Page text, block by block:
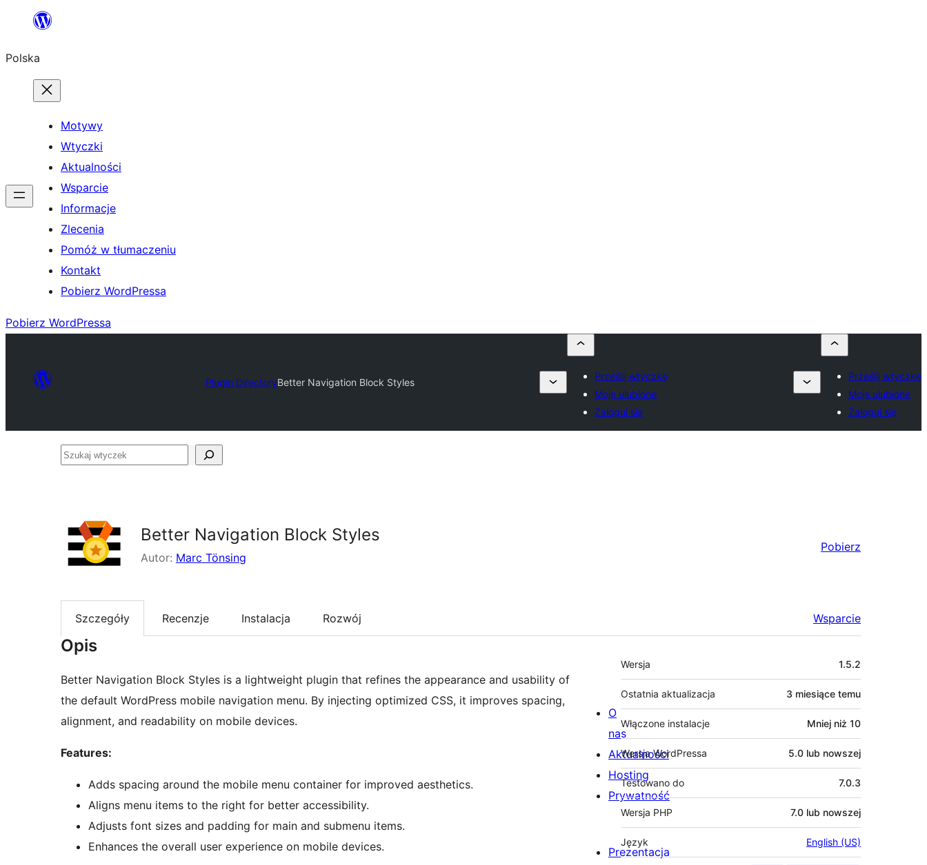
Przejdź
treści
Polska
Motywy
Wtyczki
Aktualności
Wsparcie
Informacje
Zlecenia
Pomóż w tłumaczeniu
Kontakt
Pobierz WordPressa
Pobierz WordPressa
Plugin DirectoryBetter Navigation Block Styles
Prześlij wtyczkę
Moje ulubione
Zaloguj się
Prześlij wtyczkę
Moje ulubione
Zaloguj się
Szukaj
Better Navigation Block Styles
Autor: Marc Tönsing
Pobierz
Szczegóły Recenzje Instalacja Rozwój Wsparcie
Opis
Better Navigation Block Styles is a lightweight plugin that refines the appearance and usability of
the default WordPress mobile navigation menu. By injecting optimized CSS, it improves spacing,
alignment, and readability on mobile devices.
Features:
Adds spacing around the mobile menu container for improved aesthetics.
Aligns menu items to the right for better accessibility.
Adjusts font sizes and padding for main and submenu items.
Enhances the overall user experience on mobile devices.
Meta
Wersja 1.5.2
Ostatnia aktualizacja 3 miesiące temu
Włączone instalacje Mniej niż 10
Wersja WordPressa 5.0 lub nowszej
Testowano do 7.0.3
Wersja PHP 7.0 lub nowszej
Język English (US)
O
nas
Aktualności
Hosting
Prywatność
Prezentacja